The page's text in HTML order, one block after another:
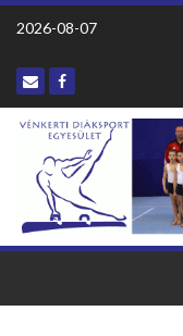
2026-08-07